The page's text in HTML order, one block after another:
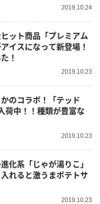
2019.10.24
ヒット商品「プレミアム
イスになって新登場！
！
2019.10.23
かのコラボ！「テッド
荷中！！種類が豊富な
2019.10.23
化系「じゃが湯りこ」
れると激うまポテトサ
2019.10.23